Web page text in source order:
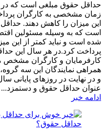
حداقل حقوق مبلغی است که در
زمان مشخصی به کارگران
این میزان را کاهش دهند.
است که به وسیله مسئولین
شده است و نباید کمتر از این
پرداخت کرد.در هر سال این
کارفرمایان و کارگران مشخص
همراهی نمایندگان این سه
و در نهایت در روزهای پایانی
عنوان حداقل حقوق و دستمزد...
ادامه خبر